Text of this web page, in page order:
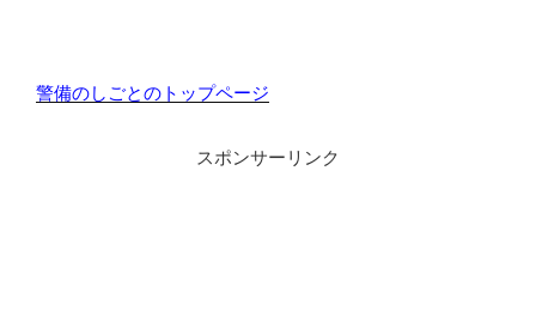
警備のしごとのトップページ
スポンサーリンク